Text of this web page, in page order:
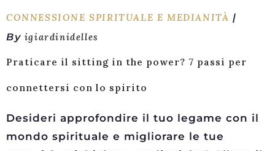
CONNESSIONE SPIRITUALE E MEDIANITÀ
By igiardinidelles
Praticare il sitting in the power? 7 passi per
connettersi con lo spirito
Desideri approfondire il tuo legame con il
mondo spirituale e migliorare le tue